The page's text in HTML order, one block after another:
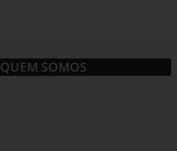
QUEM SOMOS